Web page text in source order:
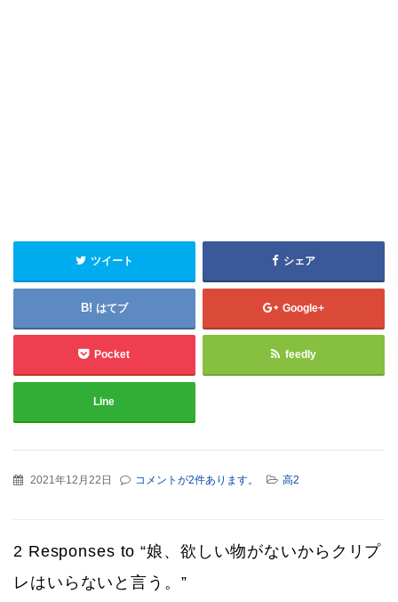
ツイート シェア
はてブ Google+
Pocket feedly
Line
2021年12月22日 コメントが2件あります。 高2
2 Responses to “娘、欲しい物がないからクリプ
レはいらないと言う。”